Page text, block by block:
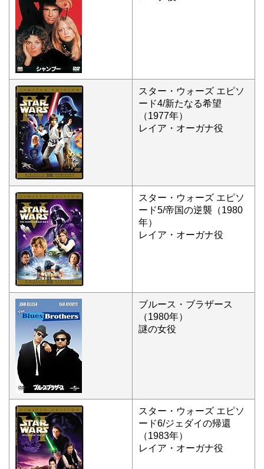
スター・ウォーズ エピソ
ード4/新たなる希望
（1977年）
レイア・オーガナ役
スター・ウォーズ エピソ
ード5/帝国の逆襲（1980
年）
レイア・オーガナ役
ブルース・ブラザース
（1980年）
謎の女役
スター・ウォーズ エピソ
ード6/ジェダイの帰還
（1983年）
レイア・オーガナ役